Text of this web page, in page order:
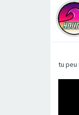
tu peu